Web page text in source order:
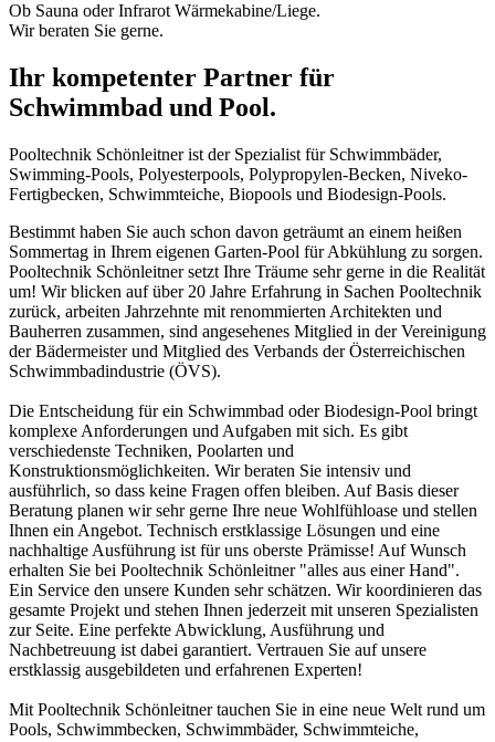
Ob Sauna oder Infrarot Wärmekabine/Liege.
Wir beraten Sie gerne.
Ihr kompetenter Partner für
Schwimmbad und Pool.
Pooltechnik Schönleitner ist der Spezialist für Schwimmbäder,
Swimming-Pools, Polyesterpools, Polypropylen-Becken, Niveko-
Fertigbecken, Schwimmteiche, Biopools und Biodesign-Pools.
Bestimmt haben Sie auch schon davon geträumt an einem heißen
Sommertag in Ihrem eigenen Garten-Pool für Abkühlung zu sorgen.
Pooltechnik Schönleitner setzt Ihre Träume sehr gerne in die Realität
um! Wir blicken auf über 20 Jahre Erfahrung in Sachen Pooltechnik
zurück, arbeiten Jahrzehnte mit renommierten Architekten und
Bauherren zusammen, sind angesehenes Mitglied in der Vereinigung
der Bädermeister und Mitglied des Verbands der Österreichischen
Schwimmbadindustrie (ÖVS).
Die Entscheidung für ein Schwimmbad oder Biodesign-Pool bringt
komplexe Anforderungen und Aufgaben mit sich. Es gibt
verschiedenste Techniken, Poolarten und
Konstruktionsmöglichkeiten. Wir beraten Sie intensiv und
ausführlich, so dass keine Fragen offen bleiben. Auf Basis dieser
Beratung planen wir sehr gerne Ihre neue Wohlfühloase und stellen
Ihnen ein Angebot. Technisch erstklassige Lösungen und eine
nachhaltige Ausführung ist für uns oberste Prämisse! Auf Wunsch
erhalten Sie bei Pooltechnik Schönleitner "alles aus einer Hand".
Ein Service den unsere Kunden sehr schätzen. Wir koordinieren das
gesamte Projekt und stehen Ihnen jederzeit mit unseren Spezialisten
zur Seite. Eine perfekte Abwicklung, Ausführung und
Nachbetreuung ist dabei garantiert. Vertrauen Sie auf unsere
erstklassig ausgebildeten und erfahrenen Experten!
Mit Pooltechnik Schönleitner tauchen Sie in eine neue Welt rund um
Pools, Schwimmbecken, Schwimmbäder, Schwimmteiche,